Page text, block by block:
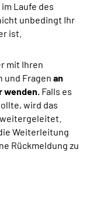
Laufe des
unbedingt Ihr
ist.
mit Ihren
und Fragen an
wenden. Falls es
wird das
Weiterleitung
Rückmeldung zu